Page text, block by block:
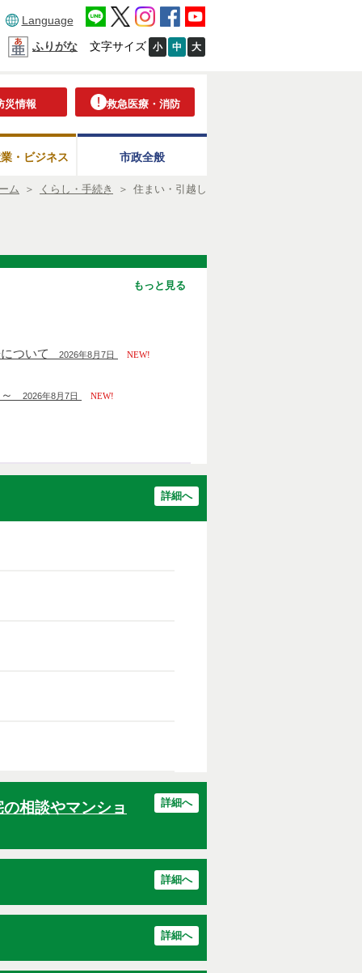
Language
ふりがな 文字サイズ 小 中 大
災情報 救急医療・消防
・ビジネス 市政全般
ム ＞ くらし・手続き ＞ 住まい・引越し
もっと見る
について 2026年8月7日 NEW!
～ 2026年8月7日 NEW!
詳細へ
相談やマンショ 詳細へ
詳細へ
詳細へ